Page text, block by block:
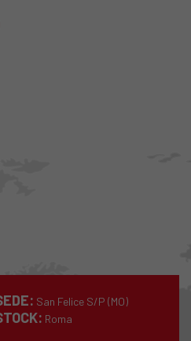
San Felice S/P (MO)
Roma